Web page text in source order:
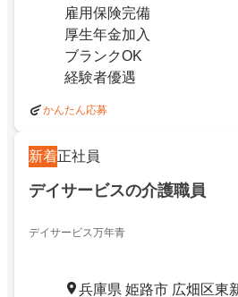
雇用保険完備
厚生年金加入
ブランクOK
経験者優遇
かんたん応募
新着正社員
デイサービスの介護職員
デイサービス万年青
兵庫県 姫路市 広畑区東